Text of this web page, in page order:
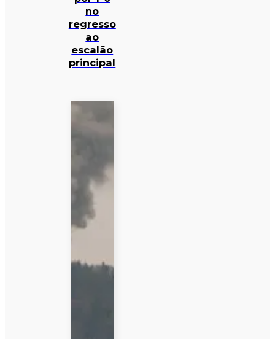
no
regresso
ao
escalão
principal